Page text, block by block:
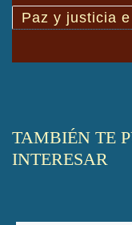
Paz y justicia
TAMBIÉN TE
INTERESAR